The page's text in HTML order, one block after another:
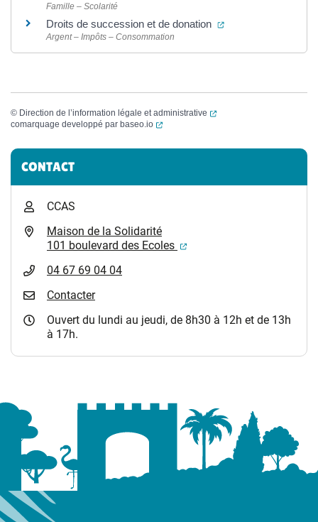
Famille – Scolarité
Droits de succession et de donation (ouverture dans un
Argent – Impôts – Consommation
© Direction de l’information légale et administrative
(ouverture dans un
comarquage developpé par baseo.io (ouverture dans un nouvel onglet)
Informations complémentaires
CONTACT
CCAS
Maison de la Solidarité
101 boulevard des Ecoles
(ouverture dans un
04 67 69 04 04
Contacter
Ouvert du lundi au jeudi, de 8h30 à 12h et de 13h
à 17h.